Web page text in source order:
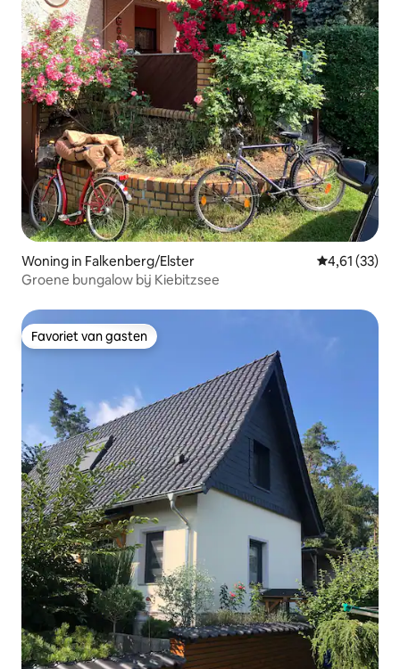
Woning in Falkenberg/Elster Gemiddelde
4,61 (33)
Groene bungalow bij Kiebitzsee
Favoriet van gasten
Favoriet van gasten